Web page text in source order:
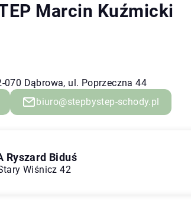
Marcin Kuźmicki
070 Dąbrowa, ul. Poprzeczna 44
biuro@stepbystep-schody.pl
Ryszard Biduś
Wiśnicz 42